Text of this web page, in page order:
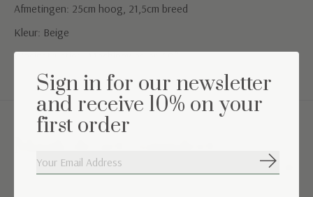
Afmetingen: 25cm hoog, 21,5cm breed
Kleur: Beige
Wasinstructies: Machinewas op 40°
Sign in for our newsletter
and receive 10% on your
first order
Abonneer